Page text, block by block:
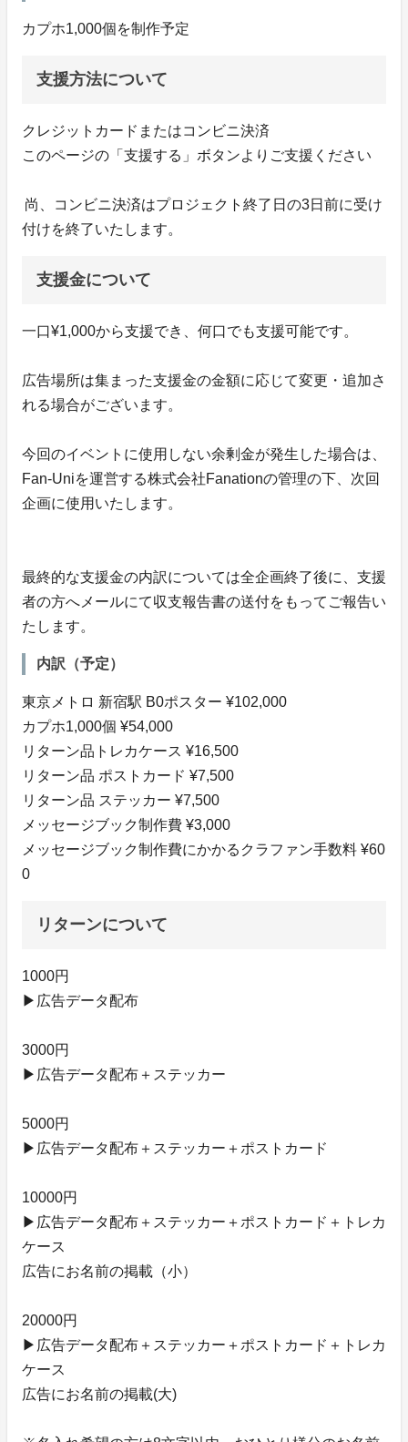
カプホ1,000個を制作予定
支援方法について
クレジットカードまたはコンビニ決済
このページの「支援する」ボタンよりご支援ください
尚、コンビニ決済はプロジェクト終了日の3日前に受け
付けを終了いたします。
支援金について
一口¥1,000から支援でき、何口でも支援可能です。
広告場所は集まった支援金の金額に応じて変更・追加さ
れる場合がございます。
今回のイベントに使用しない余剰金が発生した場合は、
Fan-Uniを運営する株式会社Fanationの管理の下、次回
企画に使用いたします。
最終的な支援金の内訳については全企画終了後に、支援
者の方へメールにて収支報告書の送付をもってご報告い
たします。
内訳（予定）
東京メトロ 新宿駅 B0ポスター ¥102,000
カプホ1,000個 ¥54,000
リターン品トレカケース ¥16,500
リターン品 ポストカード ¥7,500
リターン品 ステッカー ¥7,500
メッセージブック制作費 ¥3,000
メッセージブック制作費にかかるクラファン手数料 ¥60
0
リターンについて
1000円
▶︎広告データ配布
3000円
▶︎広告データ配布＋ステッカー
5000円
▶︎広告データ配布＋ステッカー＋ポストカード
10000円
▶︎広告データ配布＋ステッカー＋ポストカード＋トレカ
ケース
広告にお名前の掲載（小）
20000円
▶︎広告データ配布＋ステッカー＋ポストカード＋トレカ
ケース
広告にお名前の掲載(大)